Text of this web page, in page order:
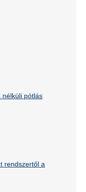
nélküli pótlás
rendszertől a